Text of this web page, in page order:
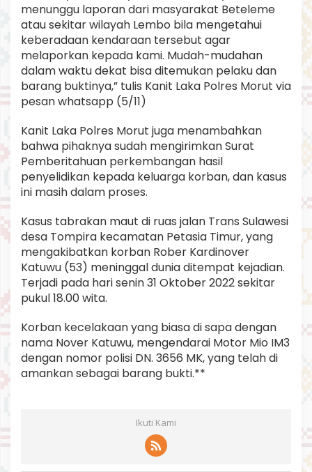
menunggu laporan dari masyarakat Beteleme
atau sekitar wilayah Lembo bila mengetahui
keberadaan kendaraan tersebut agar
melaporkan kepada kami. Mudah-mudahan
dalam waktu dekat bisa ditemukan pelaku dan
barang buktinya,” tulis Kanit Laka Polres Morut via
pesan whatsapp (5/11)
Kanit Laka Polres Morut juga menambahkan
bahwa pihaknya sudah mengirimkan Surat
Pemberitahuan perkembangan hasil
penyelidikan kepada keluarga korban, dan kasus
ini masih dalam proses.
Kasus tabrakan maut di ruas jalan Trans Sulawesi
desa Tompira kecamatan Petasia Timur, yang
mengakibatkan korban Rober Kardinover
Katuwu (53) meninggal dunia ditempat kejadian.
Terjadi pada hari senin 31 Oktober 2022 sekitar
pukul 18.00 wita.
Korban kecelakaan yang biasa di sapa dengan
nama Nover Katuwu, mengendarai Motor Mio IM3
dengan nomor polisi DN. 3656 MK, yang telah di
amankan sebagai barang bukti.**
Ikuti Kami